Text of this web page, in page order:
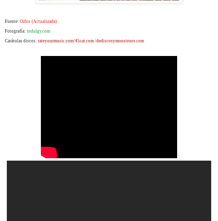
Fuente: Orbis (Actualizada)
Fotografía: indulgy.com
Carátulas discos: rateyourmusic.com/45cat.com /dediscosymonstruos.com